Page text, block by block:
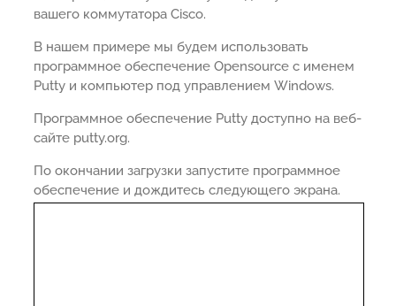
вашего коммутатора Cisco.
В нашем примере мы будем использовать
программное обеспечение Opensource с именем
Putty и компьютер под управлением Windows.
Программное обеспечение Putty доступно на веб-
сайте putty.org.
По окончании загрузки запустите программное
обеспечение и дождитесь следующего экрана.